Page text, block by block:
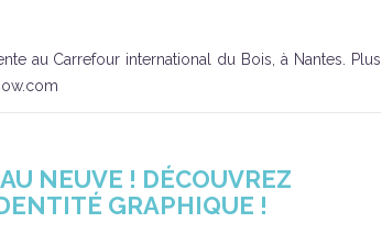
au Carrefour international du Bois, à Nantes. Plus
NEUVE ! DÉCOUVREZ
GRAPHIQUE !